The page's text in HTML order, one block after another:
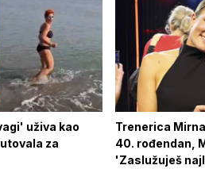
uživa kao
za
Trenerica
40. rođendan,
'Zaslužuješ